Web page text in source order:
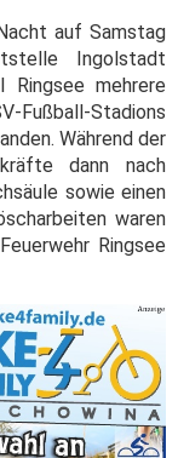
auf Samstag
Ingolstadt
mehrere
Fußball-Stadions
Während der
dann nach
sowie einen
waren
Ringsee